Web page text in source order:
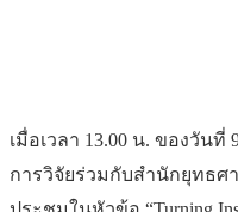
เมื่อเวลา 13.00 น. ของวัน
การวิจัยร่วมกับสำนักยุทธศ